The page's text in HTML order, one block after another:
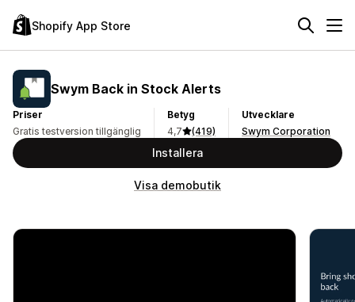
Shopify App Store
Swym Back in Stock Alerts
Priser
Gratis testversion tillgänglig
Betyg
4,7
(419)
Utvecklare
Swym Corporation
Installera
Visa demobutik